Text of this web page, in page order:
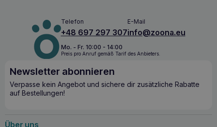
Omega 3 und 6 mit Biotin und Vitaminen zu
verwenden?
APTUS Omega Oil 250ml Omega 3 und 6 mit Biotin und
Vitaminenist die ideale Wahlfür Hunde und Katzen
deren Ernährung eine zusätzliche Unterstützung für
Fell, Krallenund allgemeine Gesundheit erfordert. Es kann
werden, um das reibungslose Funktionieren des Körpers zu
unterstützen und eine Vielzahl von Gesundheitsproblemen
Telefon
+48 697 297 307
E-Mail
info@zoona.eu
Mo. - Fr. 10:00 - 14:00
Preis pro Anruf gemäß Tarif des Anbieters.
Newsletter abonnieren
Verpasse kein Angebot und sichere dir zusätzliche Rabatte
auf Bestellungen!
Über uns